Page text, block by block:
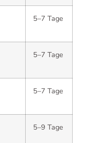
5–7 Tage
5–7 Tage
5–7 Tage
5–9 Tage